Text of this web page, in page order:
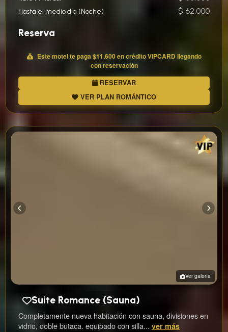
Hasta el medio día (Noche) $ 62,000
Reserva
Este motel te paga $11.600en créditoVIPCARD llegando
con reservación
RESERVAR
VER PLAN ROMÁNTICO
Ver galería
Suite Romance (Sauna)
Completamente nueva habitación con sauna, divisiones en
vidrio, doble butaca. equipado con silla... ver más